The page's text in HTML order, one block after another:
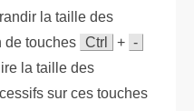
la taille des
de touches Ctrl + -
la taille des
sur ces touches